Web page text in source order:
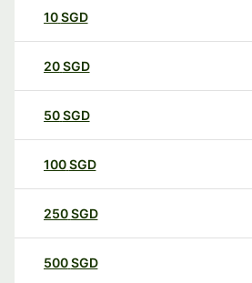
10SGD
20SGD
50SGD
100SGD
250SGD
500SGD